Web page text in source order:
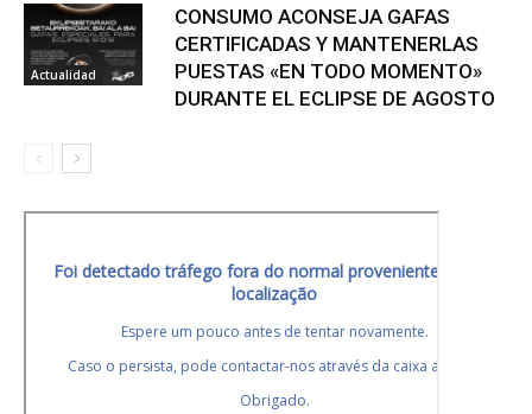
Actualidad
CONSUMO ACONSEJA GAFAS
CERTIFICADAS Y MANTENERLAS
PUESTAS «EN TODO MOMENTO»
DURANTE EL ECLIPSE DE AGOSTO